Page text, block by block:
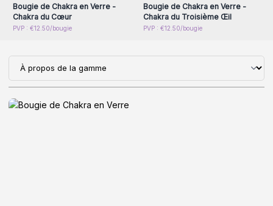
Bougie de Chakra en Verre -
Chakra du Cœur
PVP : €12.50/bougie
Bougie de Chakra en Verre -
Chakra du Troisième Œil
PVP : €12.50/bougie